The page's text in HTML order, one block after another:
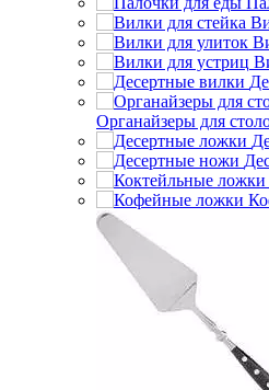
Органайзеры для